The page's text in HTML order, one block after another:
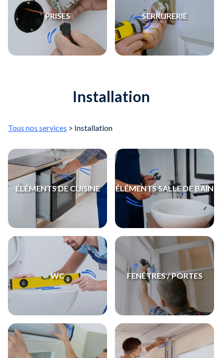
PRISES SERRURERIE
Installation
Tous nos services > Installation
ÉLÉMENTS DE CUISINE ÉLÉMENTS SALLE DE BAIN
WC FENÊTRES / PORTES